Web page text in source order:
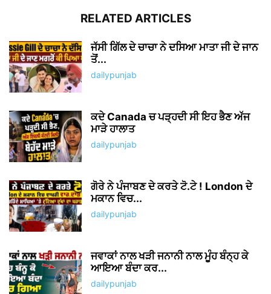
RELATED ARTICLES
ਜੱਸੀ ਗਿੱਲ ਦੇ ਚਾਚਾ ਨੇ ਦਸਿਆ ਮਾਤਾ ਜੀ ਦੇ ਜਾਨ
ਤੋਂ...
dailypunjab
ਕਦੇ Canada ਚ ਪੜ੍ਹਦੀ ਸੀ ਇਹ ਭੈਣ ਅੱਜ
ਮਾੜੇ ਹਾਲਾਤ
dailypunjab
ਗੋਰੇ ਨੇ ਪੰਜਾਬਣ ਦੇ ਕਰਤੇ ਟੋ.ਟੇ ! London ਦੇ
ਮਕਾਨ ਵਿਚ...
dailypunjab
ਜਵਾਕਾਂ ਨਾਲ ਖੜੀ ਜਨਾਨੀ ਨਾਲ ਮੂੰਹ ਬੰਨ੍ਹ ਕੇ
ਆਇਆ ਬੰਦਾ ਕਰ...
dailypunjab